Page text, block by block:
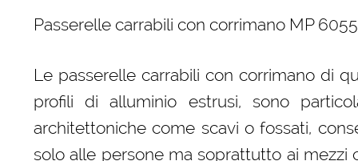
Passerelle carrabili con corrimano MP
Le passerelle carrabili con corrimano di
profili di alluminio estrusi, sono
architettoniche come scavi o fossati,
solo alle persone ma soprattutto ai